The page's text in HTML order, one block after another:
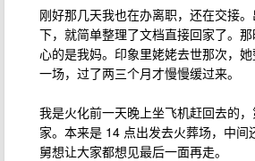
刚好那几天我也在办离职，还在交接
下，就简单整理了文档直接回家了。
心的是我妈。印象里姥姥去世那次，
一场，过了两三个月才慢慢缓过来。
我是火化前一天晚上坐飞机赶回去的
家。本来是 14 点出发去火葬场，中间
舅想让大家都想见最后一面再走。